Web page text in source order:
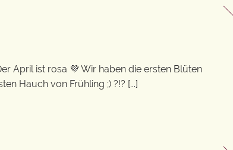
April ist rosa 💜 Wir haben die ersten Blüten
Hauch von Frühling ;) ?!? [...]